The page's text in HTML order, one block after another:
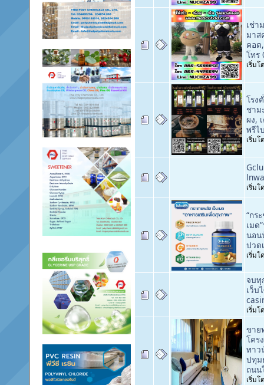
เช่า
มาส
คอต
โทร
เริ่ม
โรง
ชาม
ผง,
พรีไ
เริ่ม
เริ่ม
“กร
เมด
นอน
ปวด
เริ่ม
จบทุ
เว็บ
เริ่ม
ขาย
โคร
ทาว
ปทุม
ถน
เริ่ม